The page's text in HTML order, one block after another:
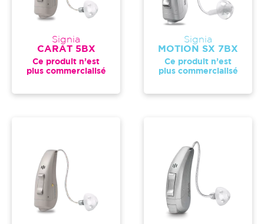
Signia
CARAT 5BX
Ce produit n’est
plus commercialisé
Signia
MOTION SX 7BX
Ce produit n’est
plus commercialisé